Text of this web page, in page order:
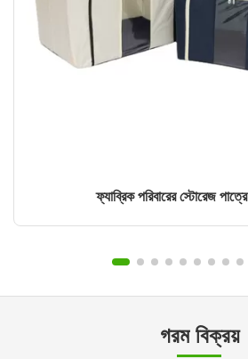
ফ্যাব্রিক পরিবারের স্টোরেজ পাত্রে
গরম বিক্রয়